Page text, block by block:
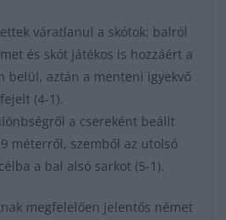
váratlanul a skótok: balról
és skót játékos is hozzáért a
belül, aztán a menteni igyekvő
(4-1).
a csereként beállt
méterről, szemből az utolsó
a bal alsó sarkot (5-1).
megfelelően jelentős német